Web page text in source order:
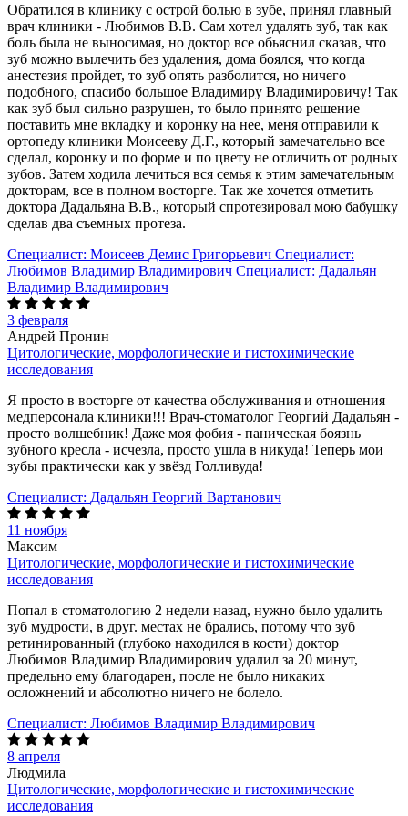
Обратился в клинику с острой болью в зубе, принял главный
врач клиники - Любимов В.В. Сам хотел удалять зуб, так как
боль была не выносимая, но доктор все обьяснил сказав, что
зуб можно вылечить без удаления, дома боялся, что когда
анестезия пройдет, то зуб опять разболится, но ничего
подобного, спасибо большое Владимиру Владимировичу! Так
как зуб был сильно разрушен, то было принято решение
поставить мне вкладку и коронку на нее, меня отправили к
ортопеду клиники Моисееву Д.Г., который замечательно все
сделал, коронку и по форме и по цвету не отличить от родных
зубов. Затем ходила лечиться вся семья к этим замечательным
докторам, все в полном восторге. Так же хочется отметить
доктора Дадальяна В.В., который спротезировал мою бабушку
сделав два съемных протеза.
Специалист: Моисеев Демис Григорьевич Специалист:
Любимов Владимир Владимирович Специалист: Дадальян
Владимир Владимирович
3 февраля
Андрей Пронин
Цитологические, морфологические и гистохимические
исследования
Я просто в восторге от качества обслуживания и отношения
медперсонала клиники!!! Врач-стоматолог Георгий Дадальян -
просто волшебник! Даже моя фобия - паническая боязнь
зубного кресла - исчезла, просто ушла в никуда! Теперь мои
зубы практически как у звёзд Голливуда!
Специалист: Дадальян Георгий Вартанович
11 ноября
Максим
Цитологические, морфологические и гистохимические
исследования
Попал в стоматологию 2 недели назад, нужно было удалить
зуб мудрости, в друг. местах не брались, потому что зуб
ретинированный (глубоко находился в кости) доктор
Любимов Владимир Владимирович удалил за 20 минут,
предельно ему благодарен, после не было никаких
осложнений и абсолютно ничего не болело.
Специалист: Любимов Владимир Владимирович
8 апреля
Людмила
Цитологические, морфологические и гистохимические
исследования